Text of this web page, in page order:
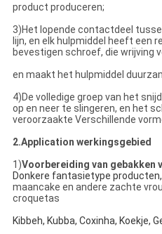
product produceren;
3)Het lopende contactdeel
lijn, en elk hulpmiddel heeft een
bevestigen schroef, die wrijving
en maakt het hulpmiddel
4)De volledige groep van het
op en neer te slingeren, en het
veroorzaakte Verschillende
2.Application werkingsgebied
1)Voorbereiding van gebakken
Donkere fantasietype producten,
maancake en andere zachte
croquetas
Kibbeh, Kubba, Coxinha, Koekje,